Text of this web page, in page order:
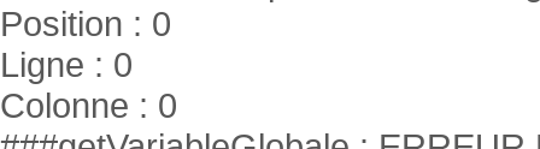
Position : 0
Ligne : 0
Colonne : 0